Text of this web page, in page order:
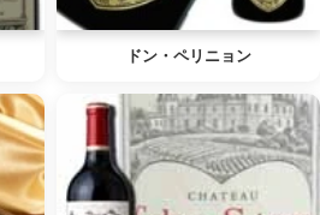
ドン・ペリニョン